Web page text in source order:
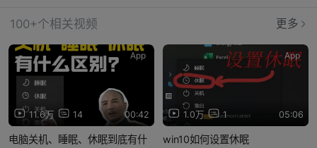
100+个相关视频 更多
11.6万 14 00:42
App
电脑关机、睡眠、休眠到底有什
1.0万 1 05:06
App
win10如何设置休眠